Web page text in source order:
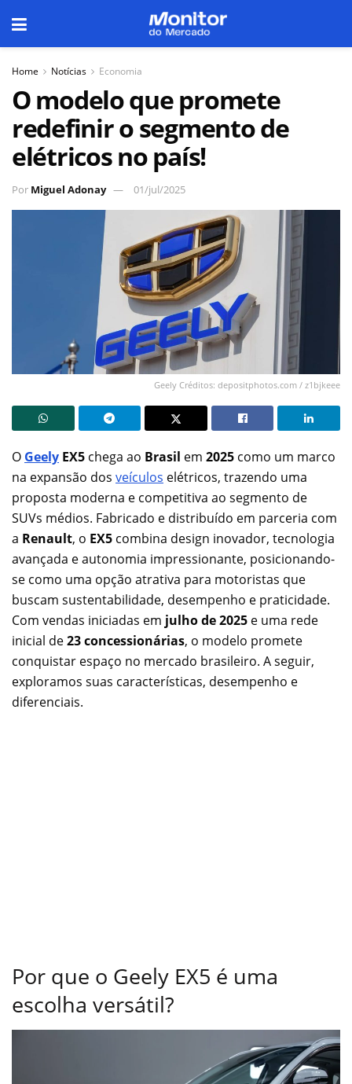
Home Notícias Economia
O modelo que promete
redefinir o segmento de
elétricos no país!
Por Miguel Adonay 01/jul/2025
Geely Créditos: depositphotos.com / z1bjkeee
O Geely EX5 chega ao Brasil em 2025 como um marco
na expansão dos veículos elétricos, trazendo uma
proposta moderna e competitiva ao segmento de
SUVs médios. Fabricado e distribuído em parceria com
a Renault, o EX5 combina design inovador, tecnologia
avançada e autonomia impressionante, posicionando-
se como uma opção atrativa para motoristas que
buscam sustentabilidade, desempenho e praticidade.
Com vendas iniciadas em julho de 2025 e uma rede
inicial de23 concessionárias, o modelo promete
conquistar espaço no mercado brasileiro. A seguir,
exploramos suas características, desempenho e
diferenciais.
Por que o Geely EX5 é uma
escolha versátil?